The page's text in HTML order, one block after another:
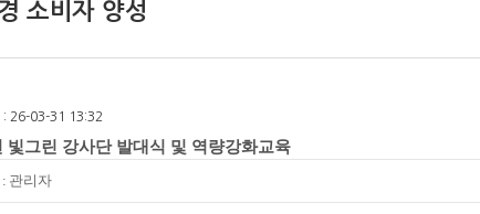
소비자 양성
: 26-03-31 13:32
빛그린 강사단 발대식 및 역량강화교육
관리자